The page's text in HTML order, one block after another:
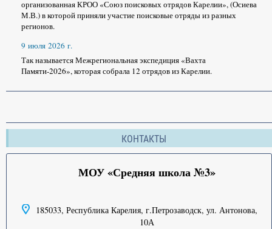
организованная КРОО «Союз поисковых отрядов Карелии», (Осиева
М.В.) в которой приняли участие поисковые отряды из разных
регионов.
9 июля 2026 г.
Так называется Межрегиональная экспедиция «Вахта
Памяти-2026», которая собрала 12 отрядов из Карелии.
КОНТАКТЫ
МОУ «Средняя школа №3»
185033, Республика Карелия, г.Петрозаводск, ул. Антонова,
10А